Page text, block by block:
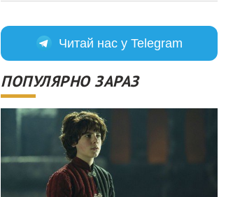
Читай нас у Telegram
ПОПУЛЯРНО ЗАРАЗ